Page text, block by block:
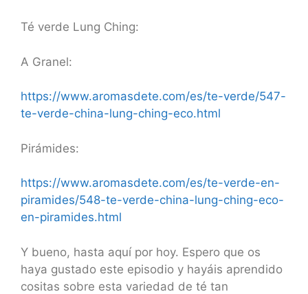
Té verde Lung Ching:
A Granel:
https://www.aromasdete.com/es/te-verde/547-
te-verde-china-lung-ching-eco.html
Pirámides:
https://www.aromasdete.com/es/te-verde-en-
piramides/548-te-verde-china-lung-ching-eco-
en-piramides.html
Y bueno, hasta aquí por hoy. Espero que os
haya gustado este episodio y hayáis aprendido
cositas sobre esta variedad de té tan